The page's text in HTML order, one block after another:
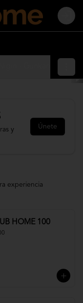
Login
y
Únete
experiencia
HOME 100